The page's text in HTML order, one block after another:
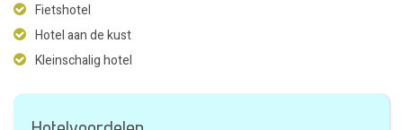
Fietshotel
Hotel aan de kust
Kleinschalig hotel